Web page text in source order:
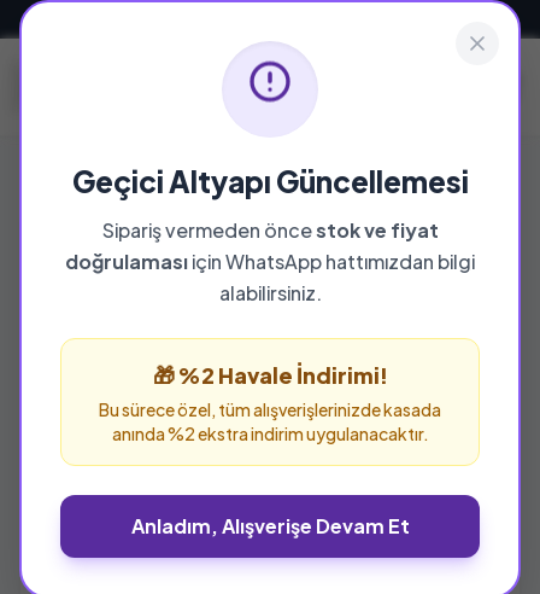
Geçici Altyapı Güncellemesi
Sipariş vermeden öncestok ve fiyat
doğrulamasıiçin WhatsApp hattımızdan bilgi
alabilirsiniz.
🎁 %2 Havale İndirimi!
Bu sürece özel, tüm alışverişlerinizde kasada
anında %2 ekstra indirim uygulanacaktır.
Anladım, Alışverişe Devam Et